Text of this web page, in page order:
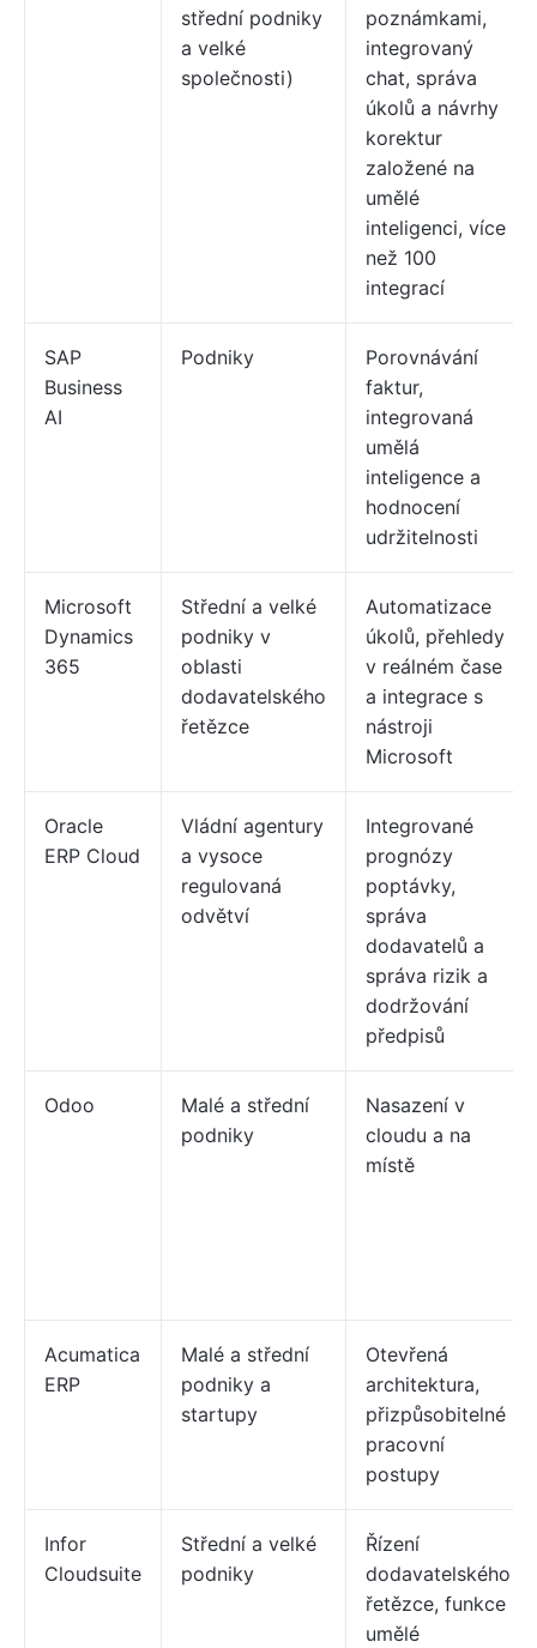
střední podniky
a velké
společnosti)
poznámkami,
integrovaný
chat, správa
úkolů a návrhy
korektur
založené na
umělé
inteligenci, více
než 100
integrací
SAP
Business
AI
Podniky
Porovnávání
faktur,
integrovaná
umělá
inteligence a
hodnocení
udržitelnosti
Microsoft
Dynamics
365
Střední a velké
podniky v
oblasti
dodavatelského
řetězce
Automatizace
úkolů, přehledy
v reálném čase
a integrace s
nástroji
Microsoft
Oracle
ERP Cloud
Vládní agentury
a vysoce
regulovaná
odvětví
Integrované
prognózy
poptávky,
správa
dodavatelů a
správa rizik a
dodržování
předpisů
Odoo
Malé a střední
podniky
Nasazení v
cloudu a na
místě
Acumatica
ERP
Malé a střední
podniky a
startupy
Otevřená
architektura,
přizpůsobitelné
pracovní
postupy
Infor
Cloudsuite
Střední a velké
podniky
Řízení
dodavatelského
řetězce, funkce
umělé